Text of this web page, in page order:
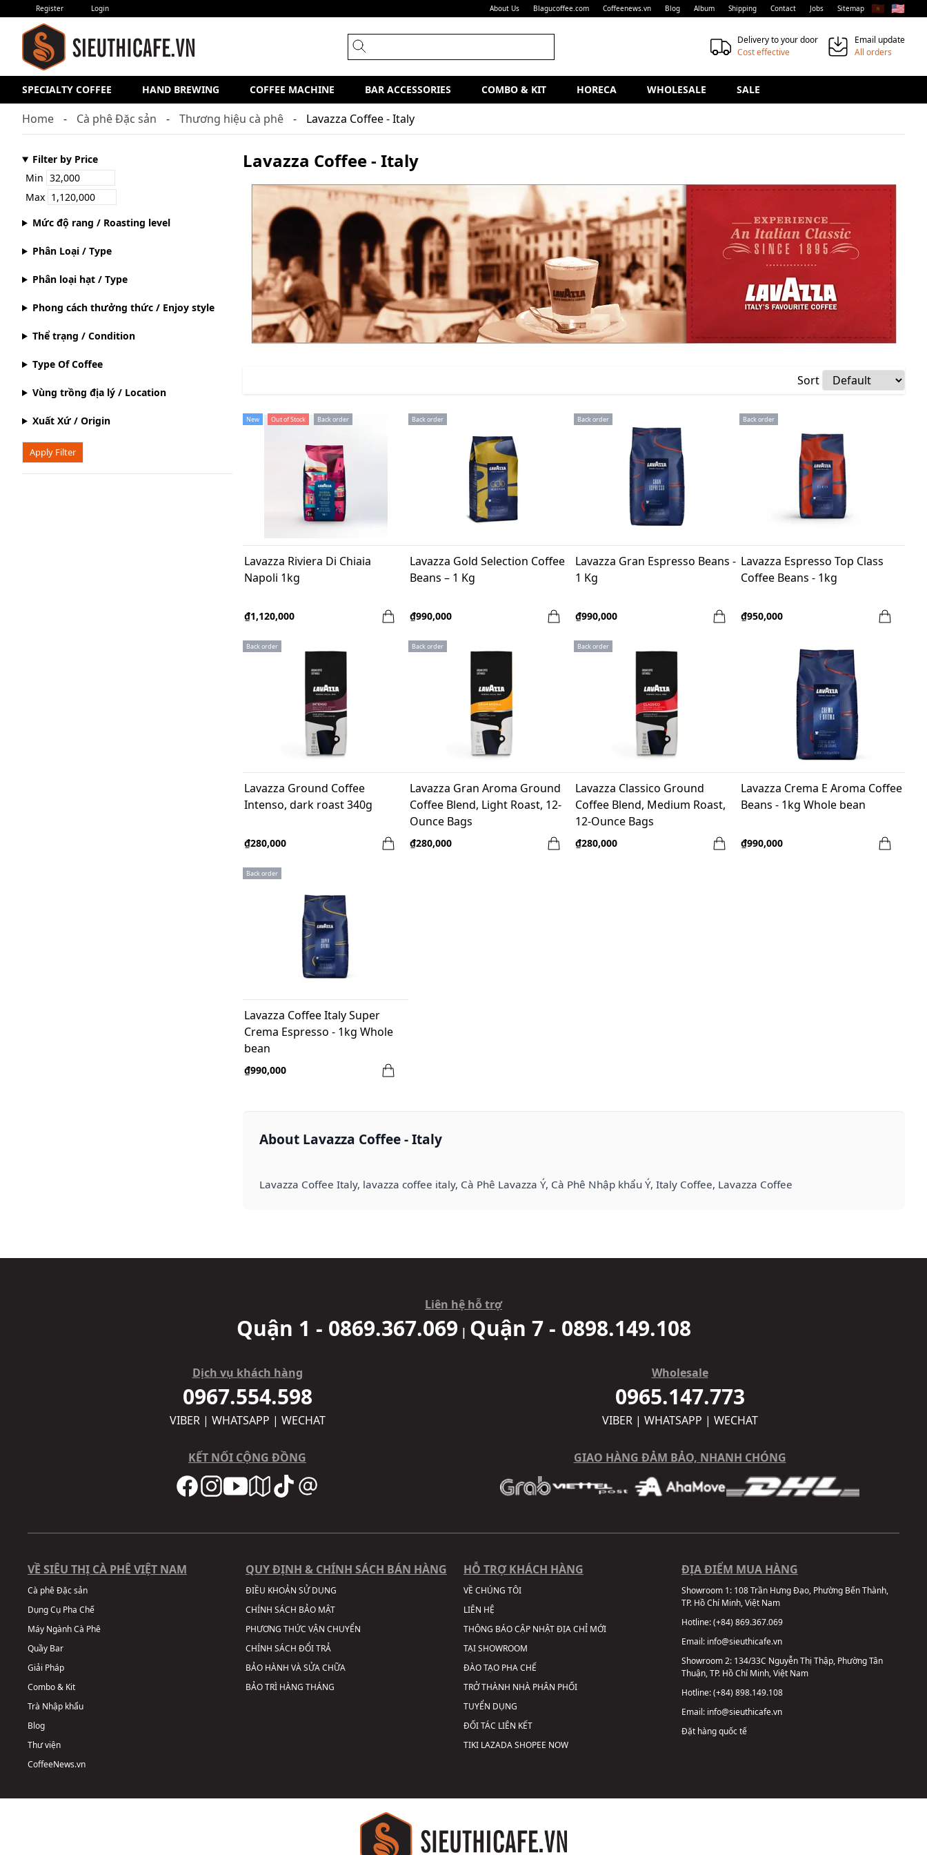
Register Login About Us Blagucoffee.com Coffeenews.vn Blog Album Shipping Contact Jobs Sitemap 🇻🇳 🇺🇸
Delivery to your door
Cost effective
Email update
All orders
SPECIALTY COFFEE HAND BREWING COFFEE MACHINE BAR ACCESSORIES COMBO & KIT HORECA WHOLESALE SALE
Home Cà phê Đặc sản Thương hiệu cà phê Lavazza Coffee - Italy
Filter by Price
Min
Max
Mức độ rang / Roasting level
Phân Loại / Type
Phân loại hạt / Type
Phong cách thưởng thức / Enjoy style
Thể trạng / Condition
Type Of Coffee
Vùng trồng địa lý / Location
Xuất Xứ / Origin
Apply Filter
Lavazza Coffee - Italy
Sort
New Out of Stock Back order
Lavazza Riviera Di Chiaia
Napoli 1kg
₫1,120,000
Back order
Lavazza Gold Selection Coffee
Beans – 1 Kg
₫990,000
Back order
Lavazza Gran Espresso Beans -
1 Kg
₫990,000
Back order
Lavazza Espresso Top Class
Coffee Beans - 1kg
₫950,000
Back order
Lavazza Ground Coffee
Intenso, dark roast 340g
₫280,000
Back order
Lavazza Gran Aroma Ground
Coffee Blend, Light Roast, 12-
Ounce Bags
₫280,000
Back order
Lavazza Classico Ground
Coffee Blend, Medium Roast,
12-Ounce Bags
₫280,000
Lavazza Crema E Aroma Coffee
Beans - 1kg Whole bean
₫990,000
Back order
Lavazza Coffee Italy Super
Crema Espresso - 1kg Whole
bean
₫990,000
About Lavazza Coffee - Italy
Lavazza Coffee Italy, lavazza coffee italy, Cà Phê Lavazza Ý, Cà Phê Nhập khẩu Ý, Italy Coffee, Lavazza Coffee
Liên hệ hỗ trợ
Quận 1 - 0869.367.069 | Quận 7 - 0898.149.108
Dịch vụ khách hàng
0967.554.598
VIBER | WHATSAPP | WECHAT
Wholesale
0965.147.773
VIBER | WHATSAPP | WECHAT
KẾT NỐI CỘNG ĐỒNG GIAO HÀNG ĐẢM BẢO, NHANH CHÓNG
VỀ SIÊU THỊ CÀ PHÊ VIỆT NAM
Cà phê Đặc sản
Dụng Cụ Pha Chế
Máy Ngành Cà Phê
Quầy Bar
Giải Pháp
Combo & Kit
Trà Nhập khẩu
Blog
Thư viện
CoffeeNews.vn
QUY ĐỊNH & CHÍNH SÁCH BÁN HÀNG
ĐIỀU KHOẢN SỬ DỤNG
CHÍNH SÁCH BẢO MẬT
PHƯƠNG THỨC VẬN CHUYỂN
CHÍNH SÁCH ĐỔI TRẢ
BẢO HÀNH VÀ SỬA CHỮA
BẢO TRÌ HÀNG THÁNG
HỖ TRỢ KHÁCH HÀNG
VỀ CHÚNG TÔI
LIÊN HỆ
THÔNG BÁO CẬP NHẬT ĐỊA CHỈ MỚI
TẠI SHOWROOM
ĐÀO TẠO PHA CHẾ
TRỞ THÀNH NHÀ PHÂN PHỐI
TUYỂN DỤNG
ĐỐI TÁC LIÊN KẾT
TIKI LAZADASHOPEE NOW
ĐỊA ĐIỂM MUA HÀNG
Showroom 1: 108 Trần Hưng Đạo, Phường Bến Thành,
TP. Hồ Chí Minh, Việt Nam
Hotline:(+84) 869.367.069
Email: info@sieuthicafe.vn
Showroom 2: 134/33C Nguyễn Thị Thập, Phường Tân
Thuận, TP. Hồ Chí Minh, Việt Nam
Hotline:(+84) 898.149.108
Email: info@sieuthicafe.vn
Đặt hàng quốc tế